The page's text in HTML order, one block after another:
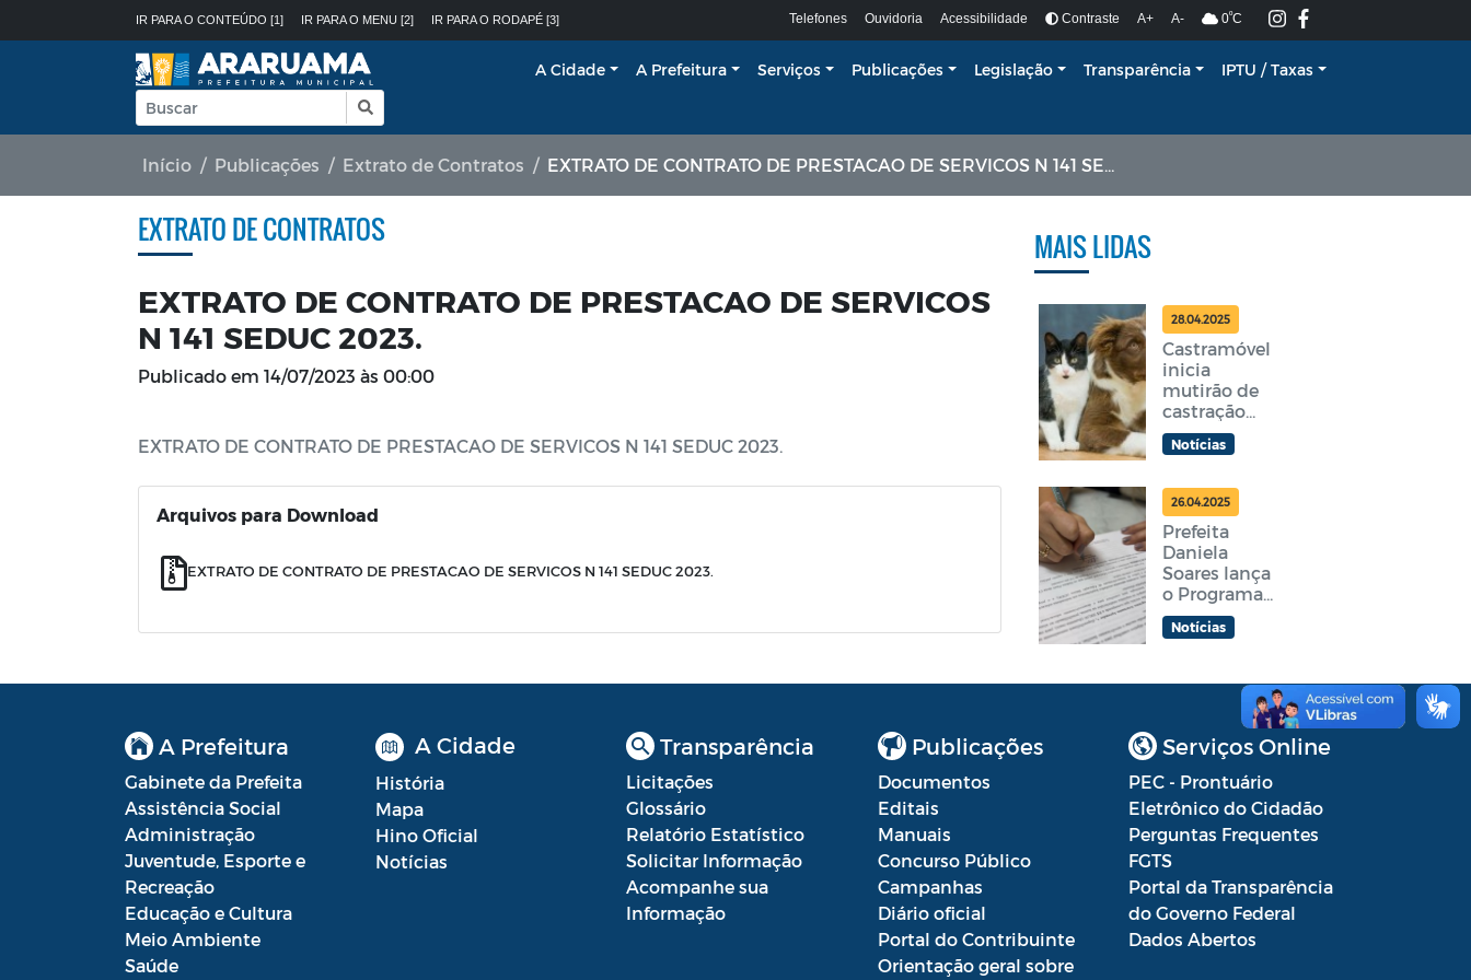
IR PARA O CONTEÚDO [1] IR PARA O MENU [2] IR PARA O RODAPÉ [3] Telefones Ouvidoria Acessibilidade Contraste A+ A- 0ºC
A Cidade A Prefeitura Serviços Publicações Legislação Transparência IPTU / Taxas
Início Publicações Extrato de Contratos EXTRATO DE CONTRATO DE PRESTACAO DE SERVICOS N 141 SEDUC 2023.
EXTRATO DE CONTRATOS
EXTRATO DE CONTRATO DE PRESTACAO DE SERVICOS
N 141 SEDUC 2023.
Publicado em 14/07/2023 às 00:00
EXTRATO DE CONTRATO DE PRESTACAO DE SERVICOS N 141 SEDUC 2023.
Arquivos para Download
EXTRATO DE CONTRATO DE PRESTACAO DE SERVICOS N 141 SEDUC 2023.
MAIS LIDAS
28.04.2025
Castramóvel
inicia
mutirão de
castração
gratuita em
Araruama
feira
Notícias
26.04.2025
Prefeita
Daniela
Soares lança
o Programa
Araruama
Aprender +
Notícias
A Prefeitura
Gabinete da Prefeita
Assistência Social
Administração
Juventude, Esporte e
Recreação
Educação e Cultura
Meio Ambiente
Saúde
A Cidade
História
Mapa
Hino Oficial
Notícias
Transparência
Licitações
Glossário
Relatório Estatístico
Solicitar Informação
Acompanhe sua
Informação
Publicações
Documentos
Editais
Manuais
Concurso Público
Campanhas
Diário oficial
Portal do Contribuinte
Orientação geral sobre
Serviços Online
PEC - Prontuário
Eletrônico do Cidadão
Perguntas Frequentes
FGTS
Portal da Transparência
do Governo Federal
Dados Abertos